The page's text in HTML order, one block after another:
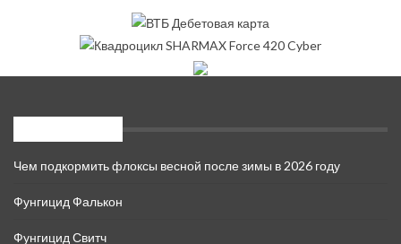
Чем подкормить флоксы весной после зимы в 2026 году
Фунгицид Фалькон
Фунгицид Свитч